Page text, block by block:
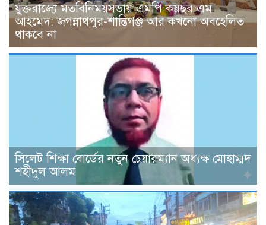
যুক্তরাজ্যে মতবিনিময়সভায় এমপি কয়ছর এম
আহমেদ: জগন্নাথপুর-শান্তিগঞ্জ আর কখনো অবহেলিত
থাকবে না
সিলেট শিক্ষা বোর্ডের নতুন চেয়ারম্যান অধ্যক্ষ মোহাম্মদ
শহীদুল আলম